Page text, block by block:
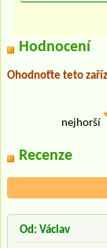
Hodnocení
Ohodnoťte teto
nejhorší
Recenze
Od: Václav